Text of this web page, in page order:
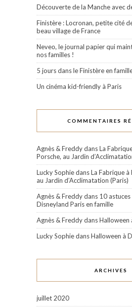
Découverte de la Manche avec
Finistère : Locronan, petite cité
beau village de France
Neveo, le journal papier qui
nos familles !
5 jours dans le Finistère en
Un cinéma kid-friendly à Paris
COMMENTAIRES
Agnès & FreddydansLa
Porsche, au Jardin
Lucky SophiedansLa Fabrique à
au Jardin d’Acclimatation (Paris)
Agnès & Freddydans 10
Disneyland Paris en famille
Agnès & FreddydansHalloween
Lucky SophiedansHalloween à
ARCHIVES
juillet 2020